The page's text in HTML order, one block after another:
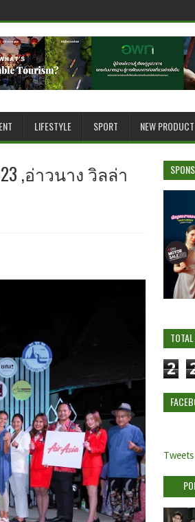
LIFESTYLE SPORT NEW PRODUCT
,อ่าวนาง วิลล่า
2